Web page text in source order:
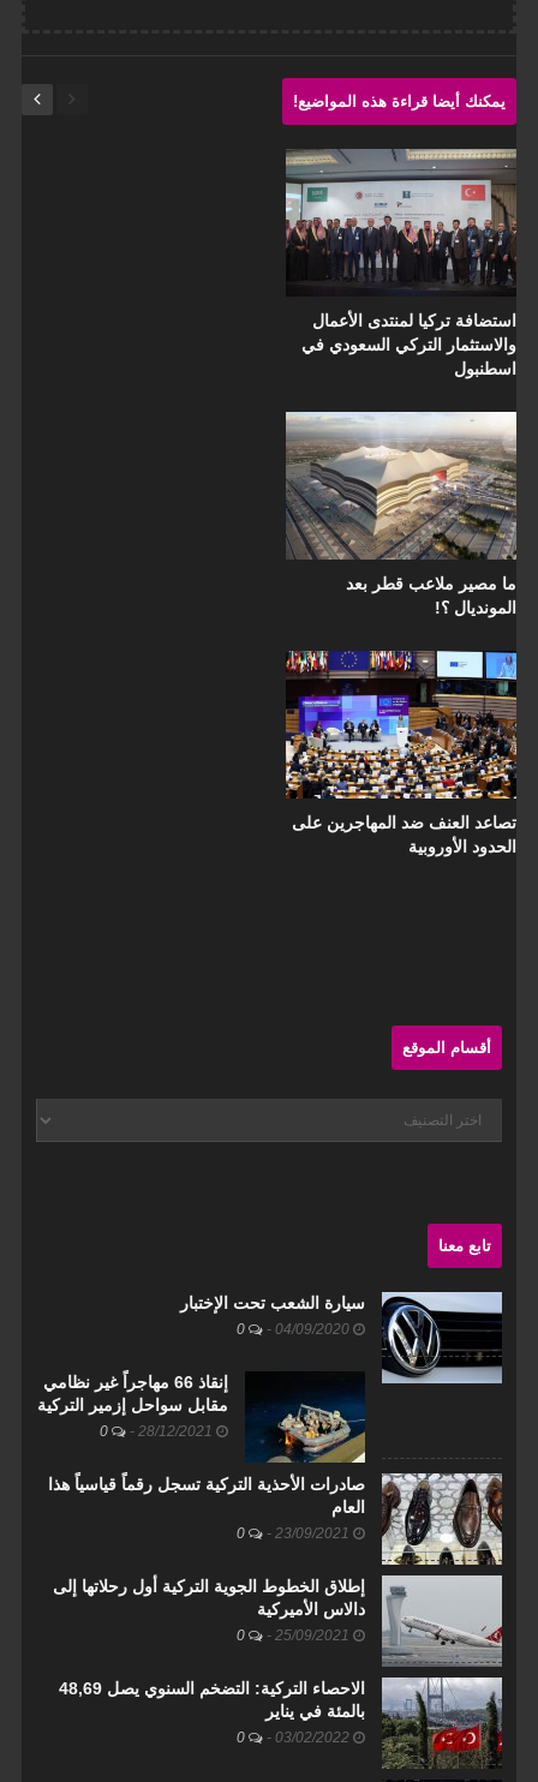
يمكنك أيضا قراءة هذه المواضيع!
استضافة تركيا لمنتدى الأعمال
والاستثمار التركي السعودي في
اسطنبول
ما مصير ملاعب قطر بعد
المونديال ؟!
تصاعد العنف ضد المهاجرين على
الحدود الأوروبية
Sidebarأقسام الموقع
أقسام
تابع معنا
سيارة الشعب تحت الإختبار
-
إنقاذ 66 مهاجراً غير نظامي
مقابل سواحل إزمير التركية
-
صادرات الأحذية التركية تسجل رقماً قياسياً هذا
العام
-
إطلاق الخطوط الجوية التركية أول رحلاتها إلى
دالاس الأميركية
-
الاحصاء التركية: التضخم السنوي يصل 48,69
بالمئة في يناير
-